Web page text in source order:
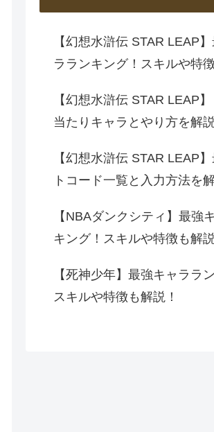
【幻想水滸伝 STAR LEAP
ラランキング！スキルや特
【幻想水滸伝 STAR LEAP
当たりキャラとやり方を解説
【幻想水滸伝 STAR LEAP
トコード一覧と入力方法を解
【NBAダンクシティ】最強
キング！スキルや特徴も解説
【死神少年】最強キャララ
スキルや特徴も解説！